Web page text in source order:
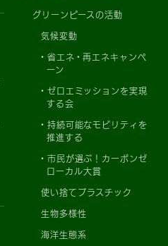
グリーンピースの活動
気候変動
省エネ・再エネキャンペ
ーン
ゼロエミッションを実現
する会
持続可能なモビリティを
推進する
市民が選ぶ！カーボンゼ
ローカル大賞
使い捨てプラスチック
生物多様性
海洋生態系